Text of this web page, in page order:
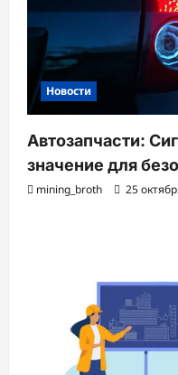
Новости
Автозапчасти:
значение для
mining_broth 25